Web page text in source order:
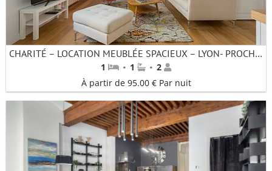
CHARITÉ – LOCATION MEUBLÉE SPACIEUX – LYON- PROCHE PERRACHE
1 · 1 · 2
À partir de 95.00 € Par nuit